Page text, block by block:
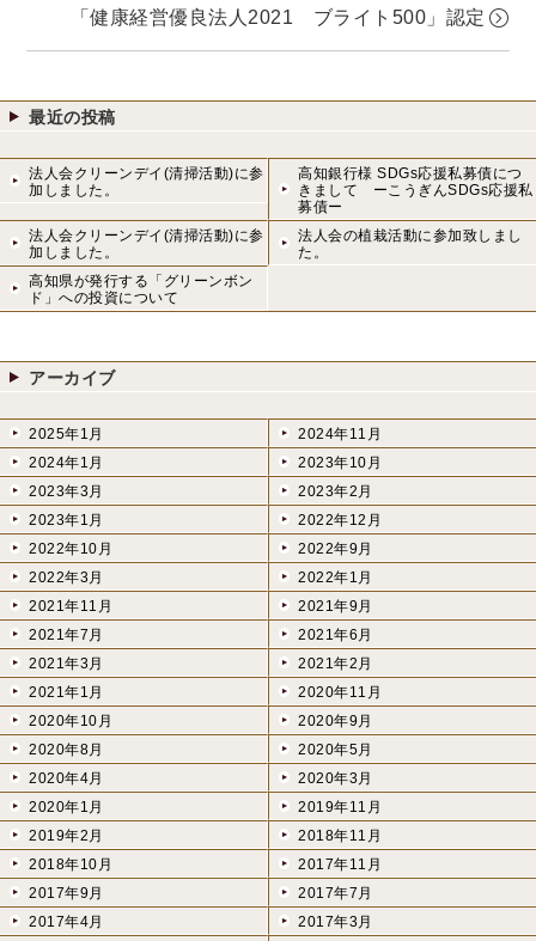
「健康経営優良法人2021 ブライト500」認定
最近の投稿
法人会クリーンデイ(清掃活動)に参
加しました。
高知銀行様 SDGs応援私募債につ
きまして ーこうぎんSDGs応援私
募債ー
法人会クリーンデイ(清掃活動)に参
加しました。
法人会の植栽活動に参加致しまし
た。
高知県が発行する「グリーンボン
ド」への投資について
アーカイブ
2025年1月
2024年11月
2024年1月
2023年10月
2023年3月
2023年2月
2023年1月
2022年12月
2022年10月
2022年9月
2022年3月
2022年1月
2021年11月
2021年9月
2021年7月
2021年6月
2021年3月
2021年2月
2021年1月
2020年11月
2020年10月
2020年9月
2020年8月
2020年5月
2020年4月
2020年3月
2020年1月
2019年11月
2019年2月
2018年11月
2018年10月
2017年11月
2017年9月
2017年7月
2017年4月
2017年3月